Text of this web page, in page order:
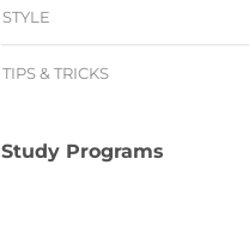
STYLE
TIPS & TRICKS
Study Programs